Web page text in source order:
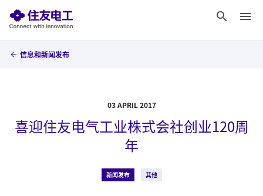
信息和新闻发布
03 APRIL 2017
喜迎住友电气工业株式会社创业120周
年
新闻发布 其他